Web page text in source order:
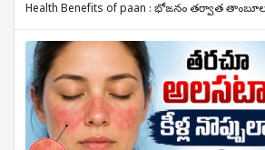
Health Benefits of paan : భోజనం తర్వాత